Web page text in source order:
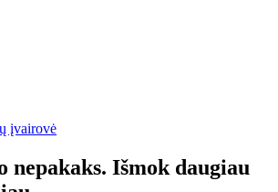
įvairovė
nepakaks. Išmok daugiau